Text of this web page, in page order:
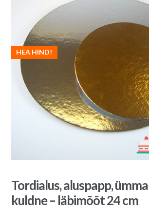
HEA HIND!
Tordialus, aluspapp,
kuldne – läbimõõt 24 cm